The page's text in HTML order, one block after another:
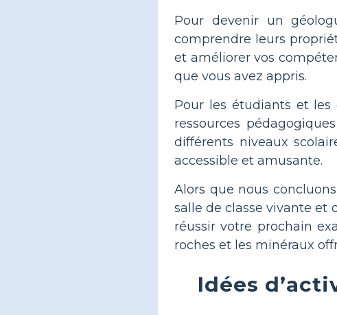
Pour devenir un
comprendre leurs
et améliorer vos
que vous avez appris.
Pour les étudiants et
ressources
différents niveaux
accessible et amusante.
Alors que nous
salle de classe vivante et
réussir votre prochain
roches et les minéraux
Idées